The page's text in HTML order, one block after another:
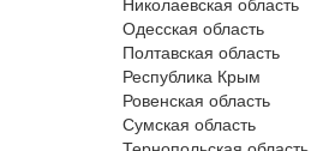
Одесская область
Полтавская область
Республика Крым
Ровенская область
Сумская область